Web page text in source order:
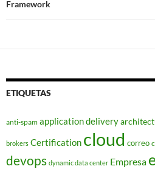
Framework
ETIQUETAS
anti-spam application delivery
brokers Certification cloud correo
devops dynamic data center Empresa